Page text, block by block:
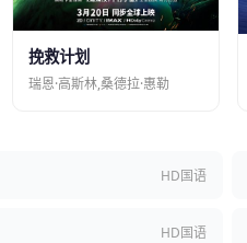
挽救计划
瑞恩·高斯林,桑德拉·惠勒
HD国语
HD国语